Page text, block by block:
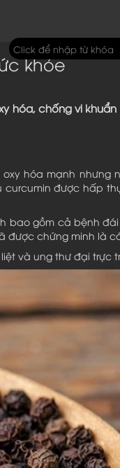
khỏe
chống vi
hóa mạnh
được hấp
bao gồm cả bệnh
chứng minh là
và ung thư đại trực